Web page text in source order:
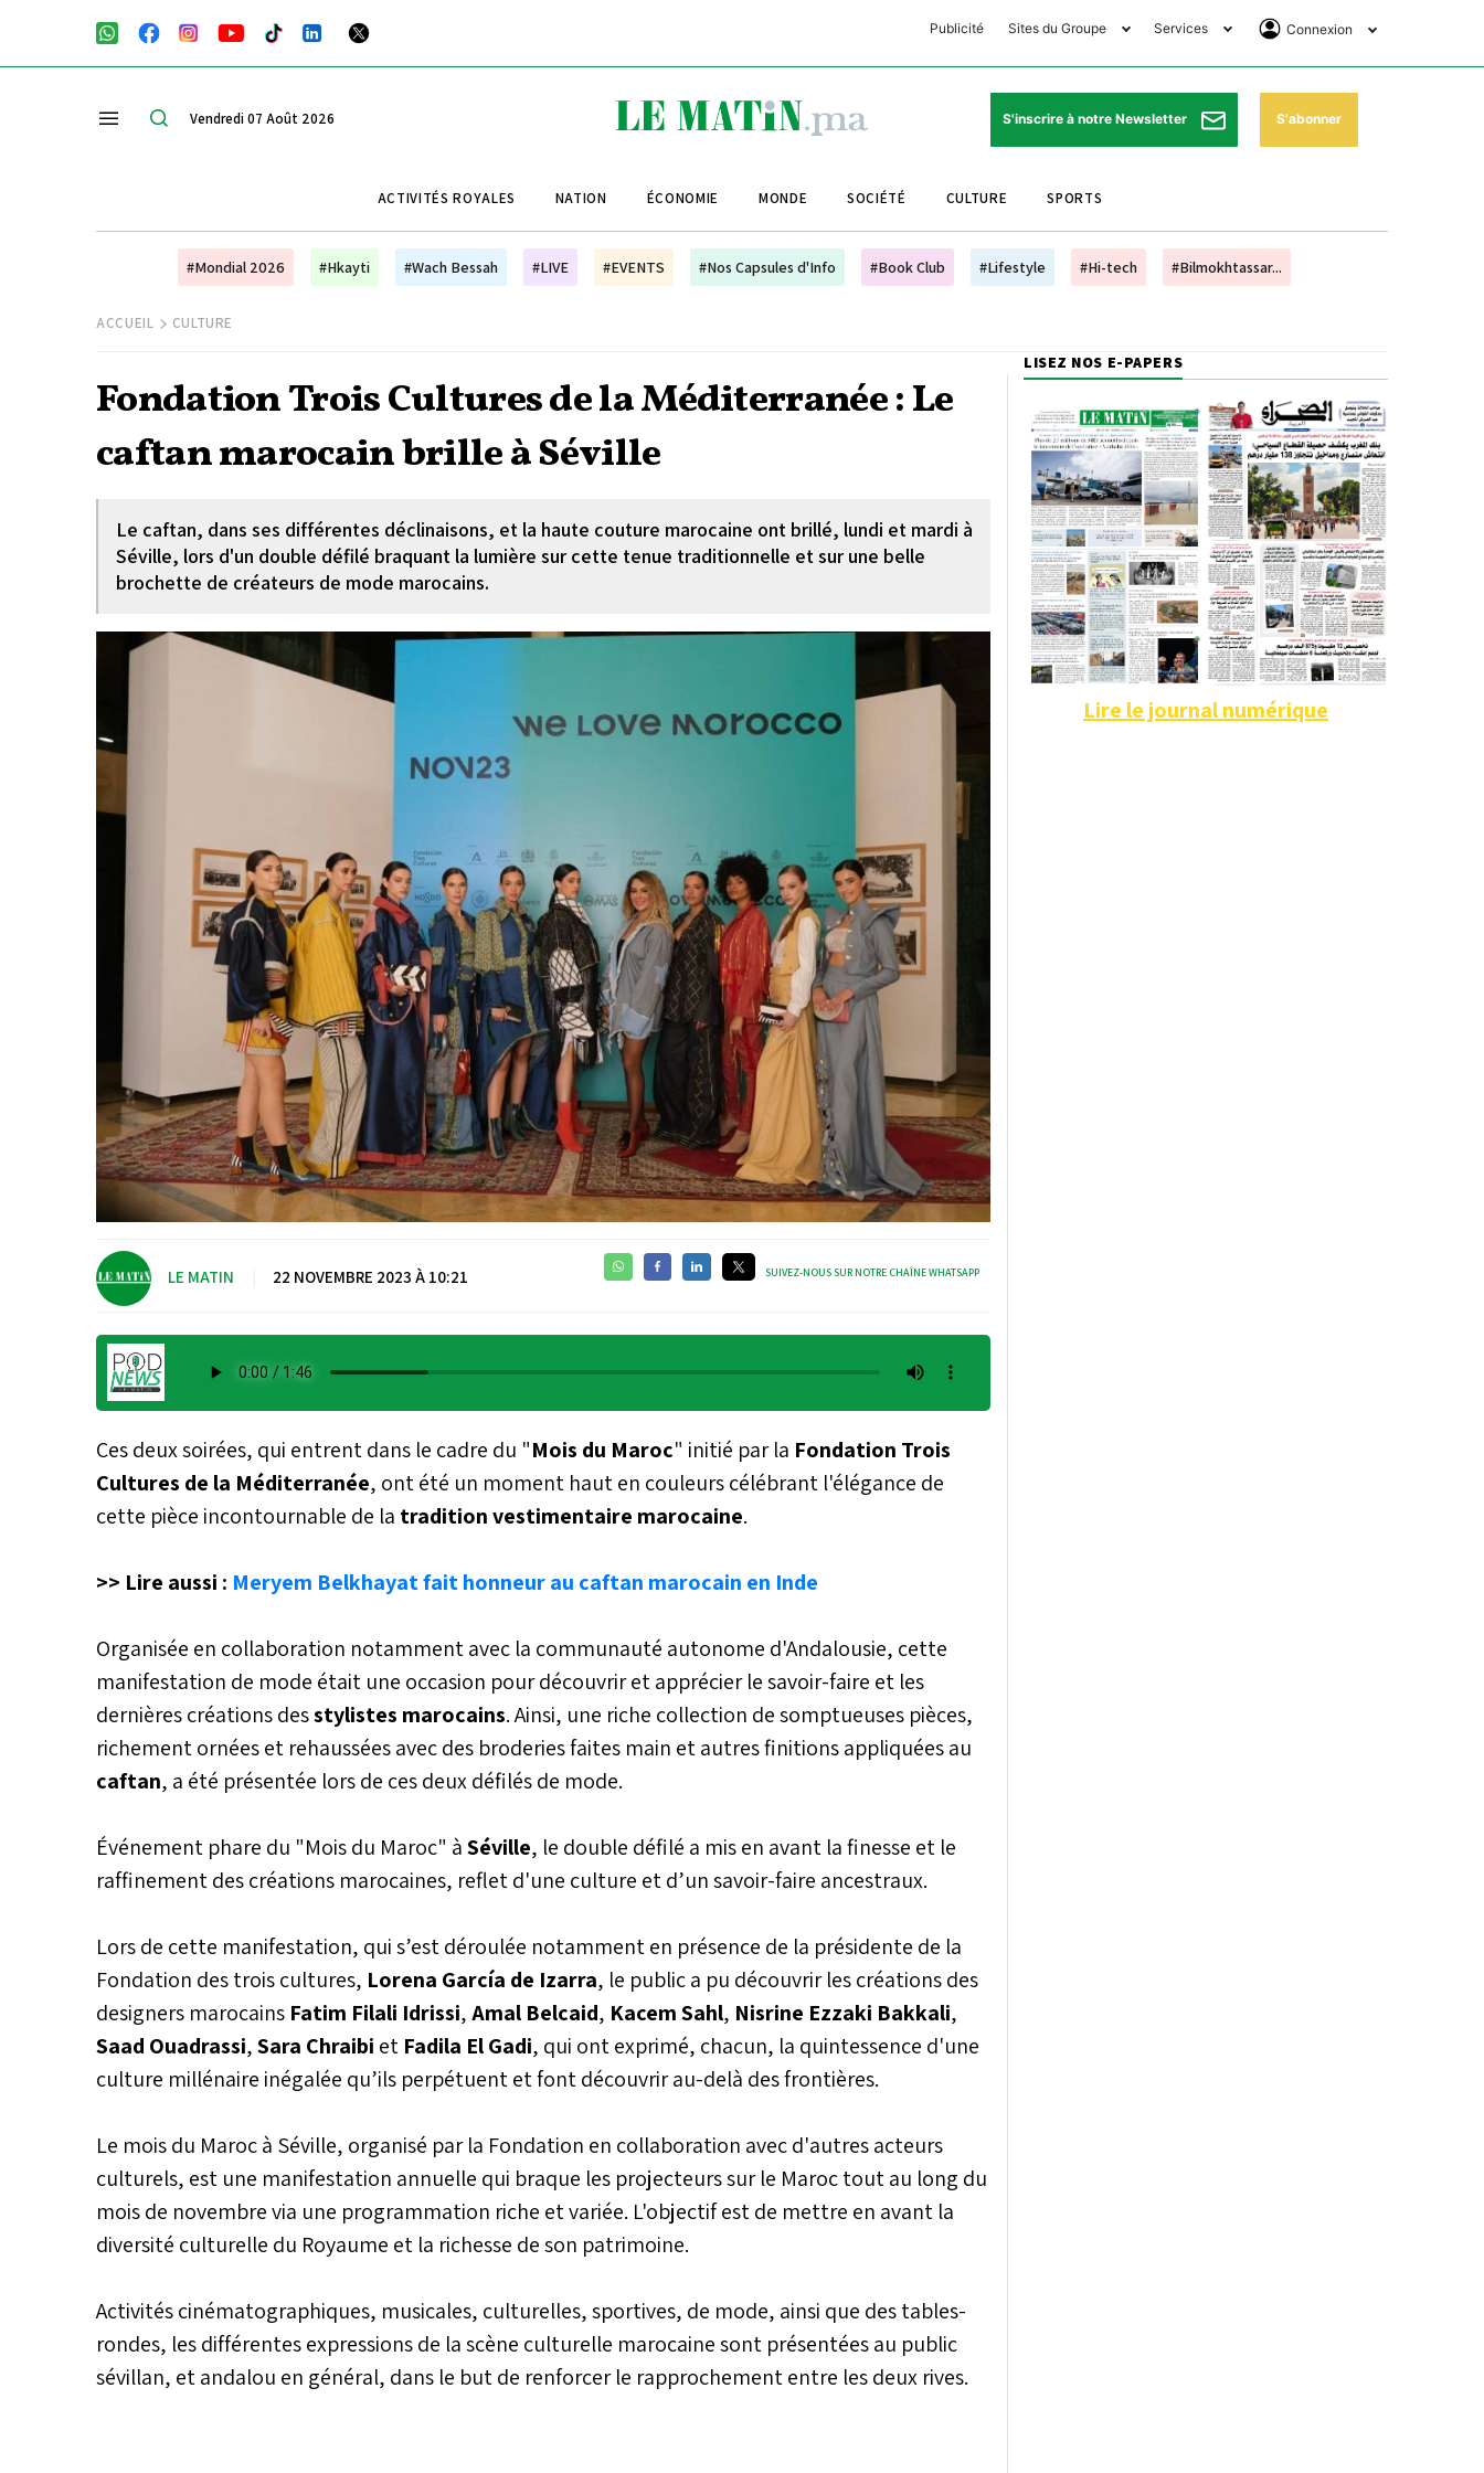
Publicité Sites du Groupe
Club Avantages
Le Matin Sports
Le Matin Store
Le Matin Annonces
Morocco Today Forum
Bookclub
Services
Horaires de prières
Pharmacies de garde
Programme TV
Cinéma
Connexion
Se Connecter
Abonnement
Vendredi 07 Août 2026 S'inscrire à notre Newsletter S'abonner
ACTIVITÉS ROYALES NATION ÉCONOMIE MONDE SOCIÉTÉ CULTURE SPORTS
#Mondial 2026 #Hkayti #Wach Bessah #LIVE #EVENTS #Nos Capsules d'Info #Book Club #Lifestyle #Hi-tech #Bilmokhtassar...
ACCUEIL CULTURE
Fondation Trois Cultures de la Méditerranée : Le
caftan marocain brille à Séville
Le caftan, dans ses différentes déclinaisons, et la haute couture marocaine ont brillé, lundi et mardi à
Séville, lors d'un double défilé braquant la lumière sur cette tenue traditionnelle et sur une belle
brochette de créateurs de mode marocains.
LE MATIN 22 NOVEMBRE 2023 À 10:21 SUIVEZ-NOUS SUR NOTRE CHAÎNE WHATSAPP
Ces deux soirées, qui entrent dans le cadre du "Mois du Maroc" initié par la Fondation Trois
Cultures de la Méditerranée, ont été un moment haut en couleurs célébrant l'élégance de
cette pièce incontournable de la tradition vestimentaire marocaine.
>> Lire aussi : Meryem Belkhayat fait honneur au caftan marocain en Inde
Organisée en collaboration notamment avec la communauté autonome d'Andalousie, cette
manifestation de mode était une occasion pour découvrir et apprécier le savoir-faire et les
dernières créations desstylistes marocains. Ainsi, une riche collection de somptueuses pièces,
richement ornées et rehaussées avec des broderies faites main et autres finitions appliquées au
caftan, a été présentée lors de ces deux défilés de mode.
Événement phare du "Mois du Maroc" àSéville, le double défilé a mis en avant la finesse et le
raffinement des créations marocaines, reflet d'une culture et d’un savoir-faire ancestraux.
Lors de cette manifestation, qui s’est déroulée notamment en présence de la présidente de la
Fondation des trois cultures, Lorena García de Izarra, le public a pu découvrir les créations des
designers marocains Fatim Filali Idrissi,Amal Belcaid, Kacem Sahl, Nisrine Ezzaki Bakkali,
Saad Ouadrassi,Sara Chraibi et Fadila El Gadi, qui ont exprimé, chacun, la quintessence d'une
culture millénaire inégalée qu’ils perpétuent et font découvrir au-delà des frontières.
Le mois du Maroc à Séville, organisé par la Fondation en collaboration avec d'autres acteurs
culturels, est une manifestation annuelle qui braque les projecteurs sur le Maroc tout au long du
mois de novembre via une programmation riche et variée. L'objectif est de mettre en avant la
diversité culturelle du Royaume et la richesse de son patrimoine.
Activités cinématographiques, musicales, culturelles, sportives, de mode, ainsi que des tables-
rondes, les différentes expressions de la scène culturelle marocaine sont présentées au public
sévillan, et andalou en général, dans le but de renforcer le rapprochement entre les deux rives.
LISEZ NOS E-PAPERS
Lire le journal numérique